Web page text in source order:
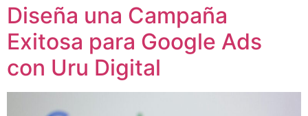
Diseña una Campaña
Exitosa para Google Ads
con Uru Digital